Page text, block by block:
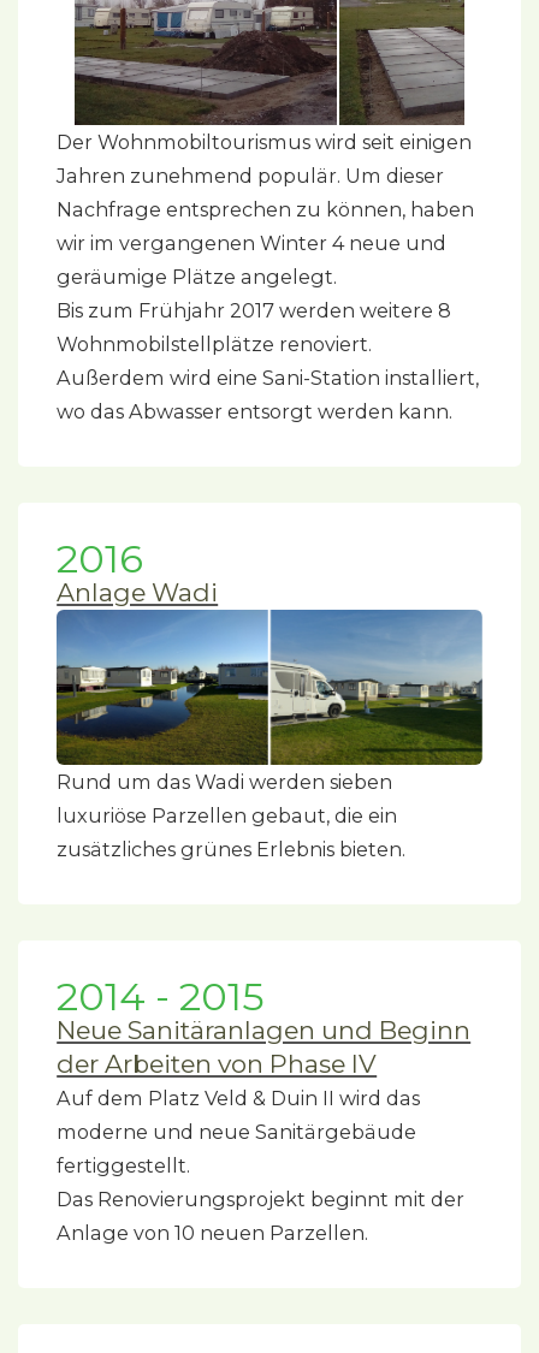
Der Wohnmobiltourismus wird seit einigen
Jahren zunehmend populär. Um dieser
Nachfrage entsprechen zu können, haben
wir im vergangenen Winter 4 neue und
geräumige Plätze angelegt.
Bis zum Frühjahr 2017 werden weitere 8
Wohnmobilstellplätze renoviert.
Außerdem wird eine Sani-Station installiert,
wo das Abwasser entsorgt werden kann.
2016
Anlage Wadi
Rund um das Wadi werden sieben
luxuriöse Parzellen gebaut, die ein
zusätzliches grünes Erlebnis bieten.
2014 - 2015
Neue Sanitäranlagen und Beginn
der Arbeiten von Phase IV
Auf dem Platz Veld & Duin II wird das
moderne und neue Sanitärgebäude
fertiggestellt.
Das Renovierungsprojekt beginnt mit der
Anlage von 10 neuen Parzellen.